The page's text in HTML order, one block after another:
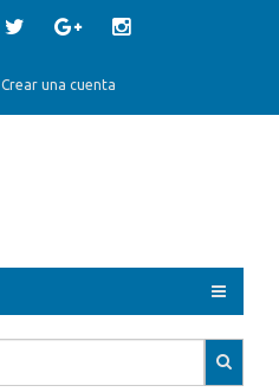
Crear una cuenta